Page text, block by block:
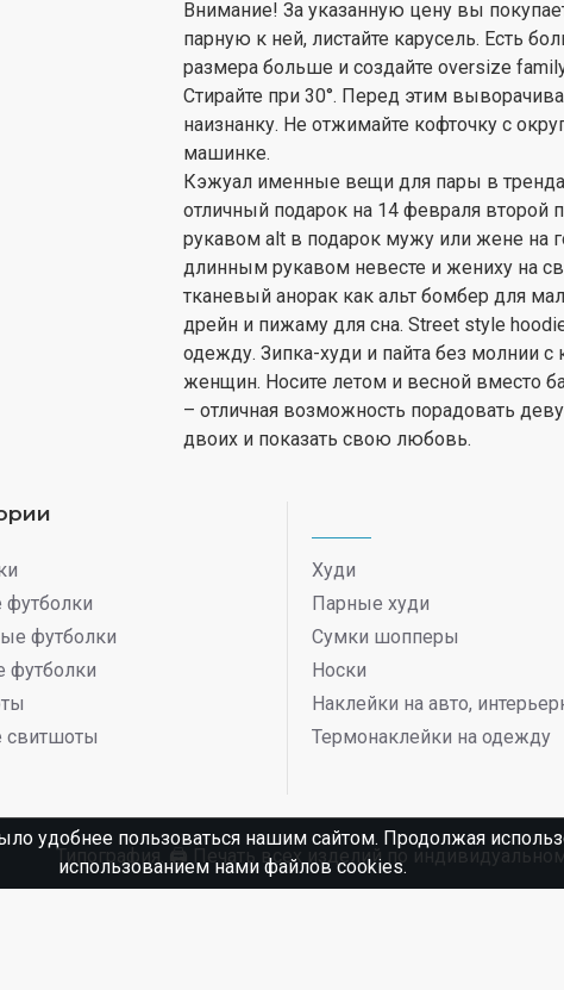
Внимание! За указанную цену вы
парную к ней, листайте карусель. Есть
размера больше и создайте oversize
Стирайте при 30°. Перед этим
наизнанку. Не отжимайте кофточку с
машинке.
Кэжуал именные вещи для пары в
отличный подарок на 14 февраля
рукавом alt в подарок мужу или жене на
длинным рукавом невесте и жениху на
тканевый анорак как альт бомбер для
дрейн и пижаму для сна. Street style
одежду. Зипка-худи и пайта без молнии
женщин. Носите летом и весной вместо
– отличная возможность порадовать
двоих и показать свою любовь.
футболки
футболки
свитшоты
Худи
Парные худи
Сумки шопперы
Носки
Наклейки на авто,
Термонаклейки на одежду
Типография. 🖨️ Печать всех изделий по
удобнее пользоваться нашим сайтом. Продолжая
использованием нами файлов cookies.